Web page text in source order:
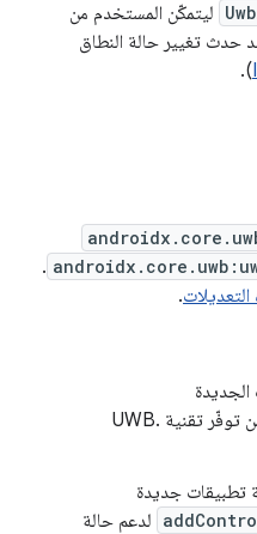
ليتمكّن المستخدم من
حدث تغيير حالة النطاق
).
.
.
للتحقّق من توفّر تقنية UWB.
تطبيقات جديدة
لدعم حالة